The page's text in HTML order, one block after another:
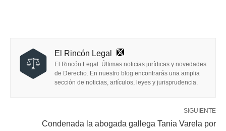
El Rincón Legal
El Rincón Legal: Últimas noticias jurídicas y novedades
de Derecho. En nuestro blog encontrarás una amplia
sección de noticias, artículos, leyes y jurisprudencia.
SIGUIENTE
Condenada la abogada gallega Tania Varela por